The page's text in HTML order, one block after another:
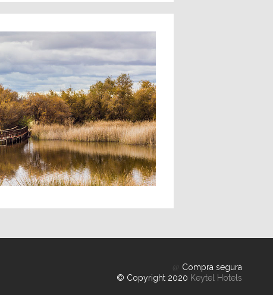
Compra segura
© Copyright 2020 Keytel Hotels